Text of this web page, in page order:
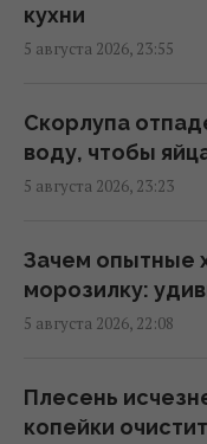
14:23 четверг, 06 августа
после приезда
Киев
14:19 четверг, 06 августа
Дома из старых
без
работает
Загадка со
кухни
5 августа 2026, 23:55
Скорлупа
воду, чтобы
5 августа 2026, 23:23
Зачем опытные
морозилку:
5 августа 2026, 22:08
Плесень
копейки